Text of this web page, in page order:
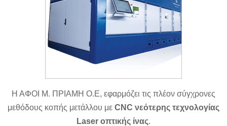
Η ΑΦΟΙ Μ. ΠΡΙΑΜΗ Ο.Ε, εφαρμόζει τις πλέον σύγχρονες
μεθόδους κοπής μετάλλου με CNC νεότερης τεχνολογίας
Laser οπτικής ίνας.